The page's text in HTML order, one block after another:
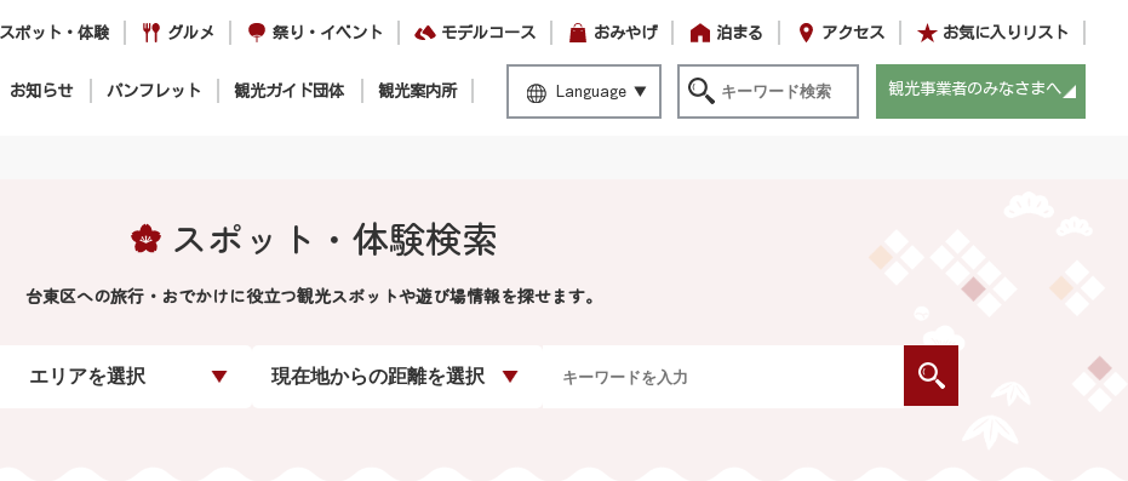
スポット・体験 グルメ 祭り・イベント モデルコース おみやげ 泊まる アクセス お気に入りリスト
お知らせ パンフレット 観光ガイド団体 観光案内所 Language 観光事業者のみなさまへ
スポット・体験検索
台東区への旅行・おでかけに役立つ観光スポットや遊び場情報を探せます。
エリアを選択 現在地からの距離を選択